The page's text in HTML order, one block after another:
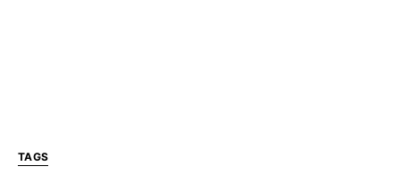
TAGS